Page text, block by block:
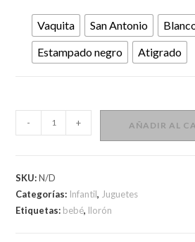
Vaquita San Antonio
Estampado negro
Atigrado
llorón
- + AÑADIR AL
SKU:N/D
Categorías: Infantil, Juguetes
Etiquetas: bebé, llorón